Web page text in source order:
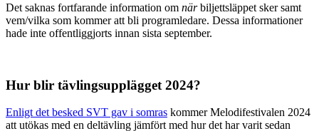
Det saknas fortfarande information om närbiljettsläppet sker samt
vem/vilka som kommer att bli programledare. Dessa informationer
hade inte offentliggjorts innan sista september.
Hur blir tävlingsupplägget 2024?
Enligt det besked SVT gav i somras kommer Melodifestivalen 2024
att utökas med en deltävling jämfört med hur det har varit sedan